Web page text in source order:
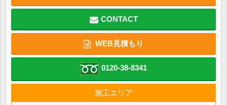
CONTACT
WEB見積もり
0120-38-8341
施工エリア